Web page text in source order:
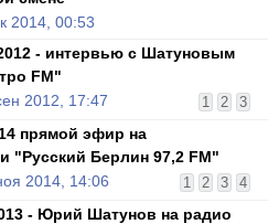
2014, 00:53
- интервью с Шатуновым
FM"
1 2 3
2012, 17:47
прямой эфир на
"Русский Берлин 97,2 FM"
1 2 3 4
2014, 14:06
- Юрий Шатунов на радио